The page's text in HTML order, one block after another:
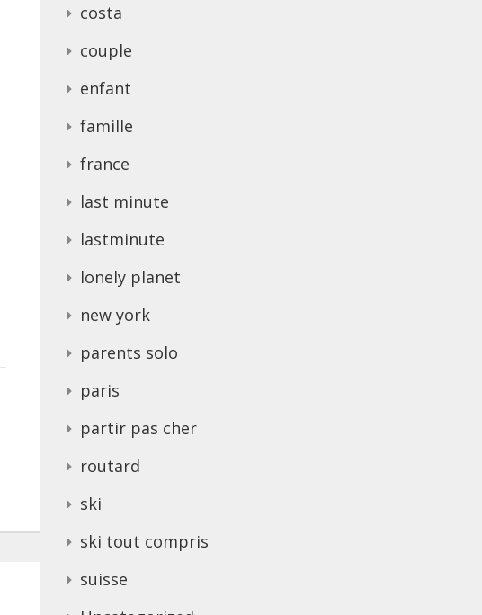
costa
couple
enfant
famille
france
last minute
lastminute
lonely planet
new york
parents solo
paris
partir pas cher
routard
ski
ski tout compris
suisse